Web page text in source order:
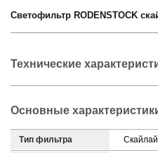
Светофильтр RODENSTOCK
Технические
Основные
Тип фильтра